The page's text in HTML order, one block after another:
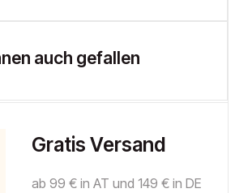
auch gefallen
Gratis Versand
ab 99 € in AT und 149 € in DE